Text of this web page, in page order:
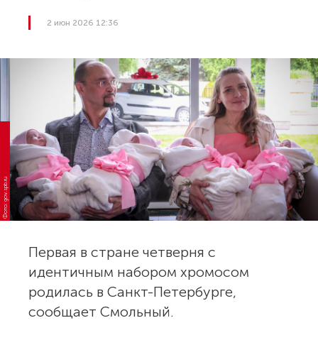
2 июн 2026 12:36
Фото: gov.spb.ru
Первая в стране четверня с
идентичным набором хромосом
родилась в Санкт-Петербурге,
сообщает Смольный.